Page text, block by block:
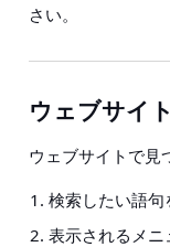
さい。
ウェブサイ
ウェブサイトで見
検索したい語
表示されるメニ